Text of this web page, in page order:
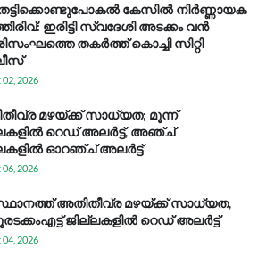
തട്ടിക്കൊണ്ടുപോകൽ കേസിൽ നിർണ്ണായക
ഇരിട്ടി സ്വദേശി അടക്കം വൻ
തകർത്ത് കൊച്ചി സിറ്റി
02, 2026
മഴയ്ക്ക് സാധ്യത; മൂന്ന്
റെഡ് അലർട്ട്, അഞ്ച്
ഓറഞ്ച് അലർട്ട്
06, 2026
അ​തി​തീ​വ്ര മ​ഴ​യ്ക്ക് സാ​ധ്യ​ത,
ജി​ല്ല​ക​ളി​ൽ റെ​ഡ് അ​ലർ​ട്ട്
04, 2026